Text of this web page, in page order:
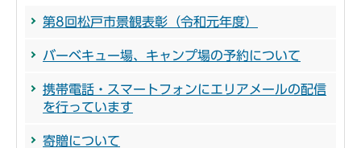
第8回松戸市景観表彰（令和元年度）
バーベキュー場、キャンプ場の予約について
携帯電話・スマートフォンにエリアメールの配信
を行っています
寄贈について